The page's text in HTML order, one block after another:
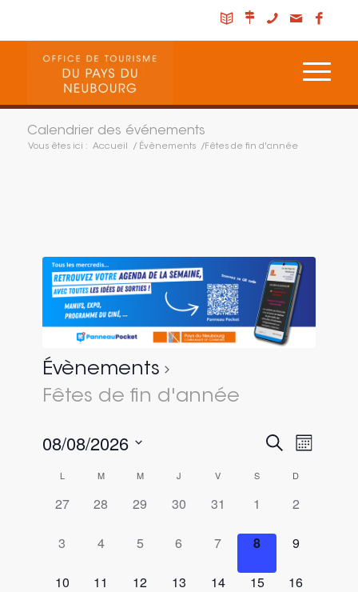
Calendrier des événements
Vous êtes ici : Accueil / Évènements /Fêtes de fin d'année
Évènements
Fêtes de fin d'année
vues
Recherche
de
Mois
08/08/2026
date.
Calendrier
de
L M M J V S D
0
27
0
28
0
29
0
30
0
31
0
1
0
2
0
3
0
4
0
5
0
6
0
7
0
8
0
9
0
10
0
11
0
12
0
13
0
14
0
15
0
16